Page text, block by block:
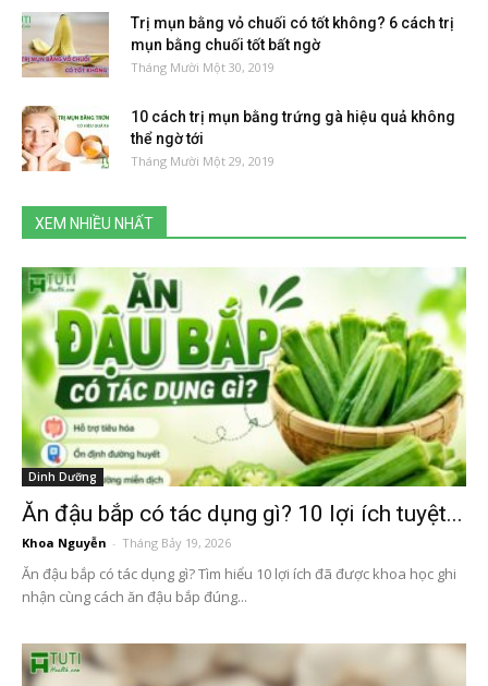
Trị mụn bằng vỏ chuối có tốt không? 6 cách trị
mụn bằng chuối tốt bất ngờ
Tháng Mười Một 30, 2019
10 cách trị mụn bằng trứng gà hiệu quả không
thể ngờ tới
Tháng Mười Một 29, 2019
XEM NHIỀU NHẤT
Dinh Dưỡng
Ăn đậu bắp có tác dụng gì? 10 lợi ích tuyệt...
Khoa Nguyễn - Tháng Bảy 19, 2026
Ăn đậu bắp có tác dụng gì? Tìm hiểu 10 lợi ích đã được khoa học ghi
nhận cùng cách ăn đậu bắp đúng...